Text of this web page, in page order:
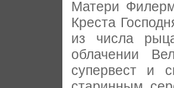
Матери
Креста
из числа
облачении
супервест и